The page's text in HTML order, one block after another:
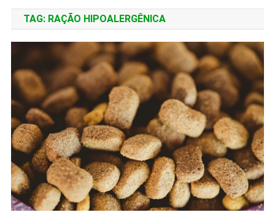
TAG: RAÇÃO HIPOALERGÊNICA